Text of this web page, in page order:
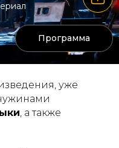
Программа
уже
, а также